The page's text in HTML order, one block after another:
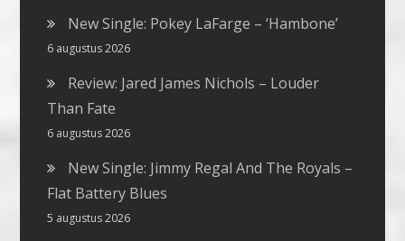
New Single: Pokey LaFarge – ‘Hambone’
6 augustus 2026
Review: Jared James Nichols – Louder
Than Fate
6 augustus 2026
New Single: Jimmy Regal And The Royals –
Flat Battery Blues
5 augustus 2026